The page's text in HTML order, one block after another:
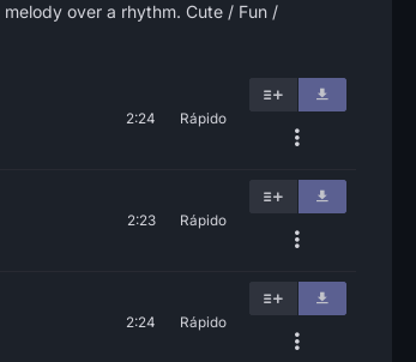
over a rhythm. Cute / Fun /
2:24 Rápido
2:23 Rápido
2:24 Rápido